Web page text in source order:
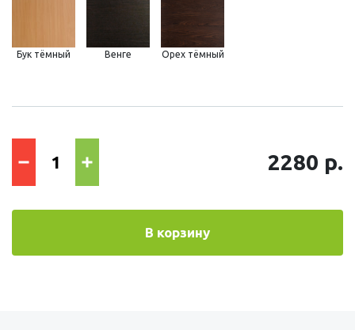
Бук тёмный Венге Орех тёмный
2280 р.
В корзину